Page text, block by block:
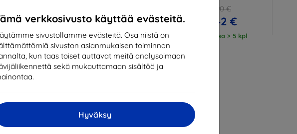
verkkosivusto käyttää evästeitä.
sivustollamme evästeitä. Osa niistä on
sivuston asianmukaisen toiminnan
kun taas toiset auttavat meitä analysoimaan
sekä mukauttamaan sisältöä ja
Hyväksy
€ 17,01 €
Varastossa > 5 kpl
14,90 €
13,42 €
Varastossa > 5 kpl
-10%